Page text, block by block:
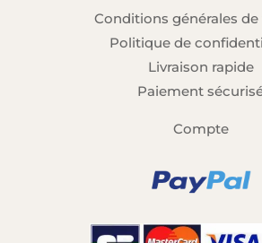
Conditions générales de
Politique de
Livraison rapide
Paiement
Compte